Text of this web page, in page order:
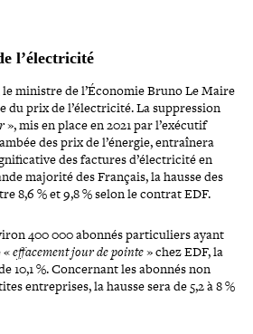
l’électricité
ministre de l’Économie Bruno Le Maire
du prix de l’électricité. La sup­pres­sion
», mis en place en 2021 par l’exécutif
des prix de l’énergie, entraî­nera
des factures d’électricité en
majorité des Français, la hausse des
8,6 % et 9,8 % selon le contrat EDF.
400 000 abonnés par­ti­cu­liers ayant
«effa­ce­ment jour de pointe» chez EDF, la
10,1 %. Concernant les abonnés non
entre­prises, la hausse sera de 5,2 à 8 %